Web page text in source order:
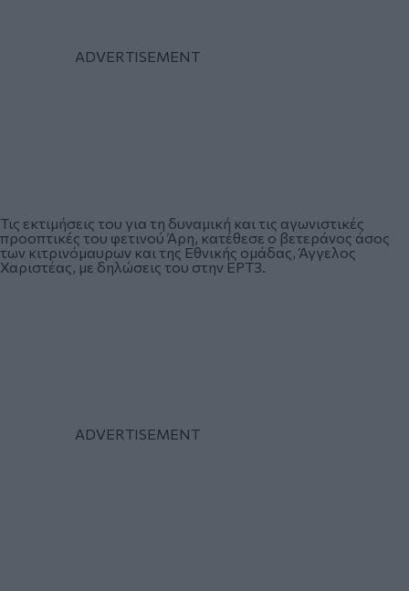
Τις εκτιμήσεις του για τη δυναμική και τις αγωνιστικές
προοπτικές του φετινού Άρη, κατέθεσε ο βετεράνος άσος
των κιτρινόμαυρων και της Εθνικής ομάδας, Άγγελος
Χαριστέας, με δηλώσεις του στην ΕΡΤ3.